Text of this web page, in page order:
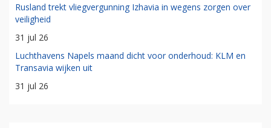
Rusland trekt vliegvergunning Izhavia in wegens zorgen over
veiligheid
31 jul 26
Luchthavens Napels maand dicht voor onderhoud: KLM en
Transavia wijken uit
31 jul 26